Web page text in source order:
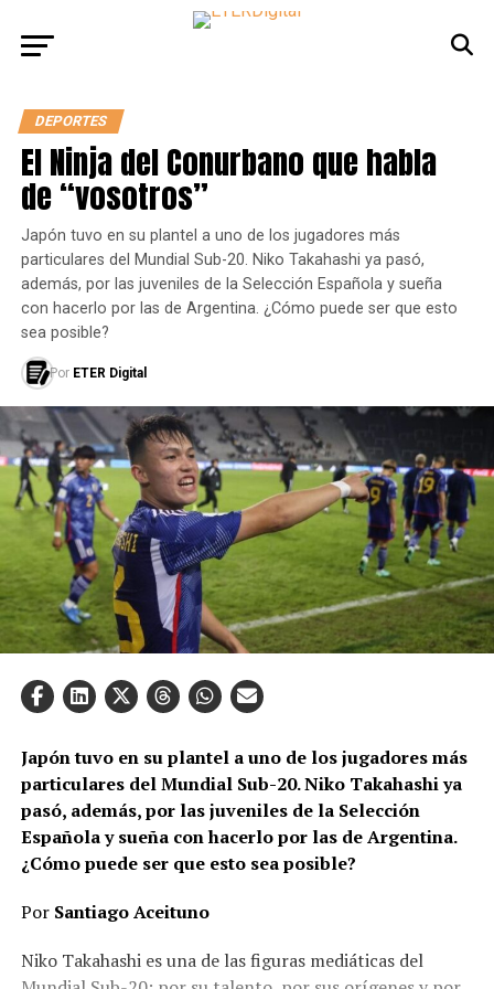
DEPORTES
El Ninja del Conurbano que habla
de “vosotros”
Japón tuvo en su plantel a uno de los jugadores más
particulares del Mundial Sub-20. Niko Takahashi ya pasó,
además, por las juveniles de la Selección Española y sueña
con hacerlo por las de Argentina. ¿Cómo puede ser que esto
sea posible?
Por ETER Digital
Japón tuvo en su plantel a uno de los jugadores más
particulares del Mundial Sub-20. Niko Takahashi ya
pasó, además, por las juveniles de la Selección
Española y sueña con hacerlo por las de Argentina.
¿Cómo puede ser que esto sea posible?
Por Santiago Aceituno
Niko Takahashi es una de las figuras mediáticas del